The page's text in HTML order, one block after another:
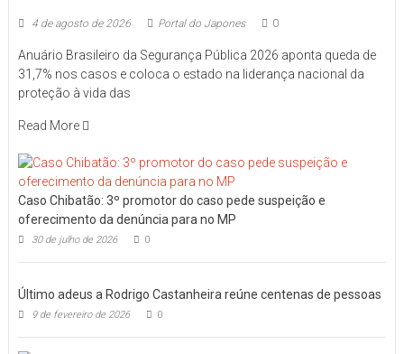
4 de agosto de 2026 Portal do Japones 0
Anuário Brasileiro da Segurança Pública 2026 aponta queda de
31,7% nos casos e coloca o estado na liderança nacional da
proteção à vida das
Read More
Caso Chibatão: 3º promotor do caso pede suspeição e
oferecimento da denúncia para no MP
30 de julho de 2026 0
Último adeus a Rodrigo Castanheira reúne centenas de pessoas
9 de fevereiro de 2026 0